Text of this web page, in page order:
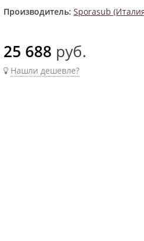
Производитель: Sporasub
25 688 руб.
Нашли дешевле?